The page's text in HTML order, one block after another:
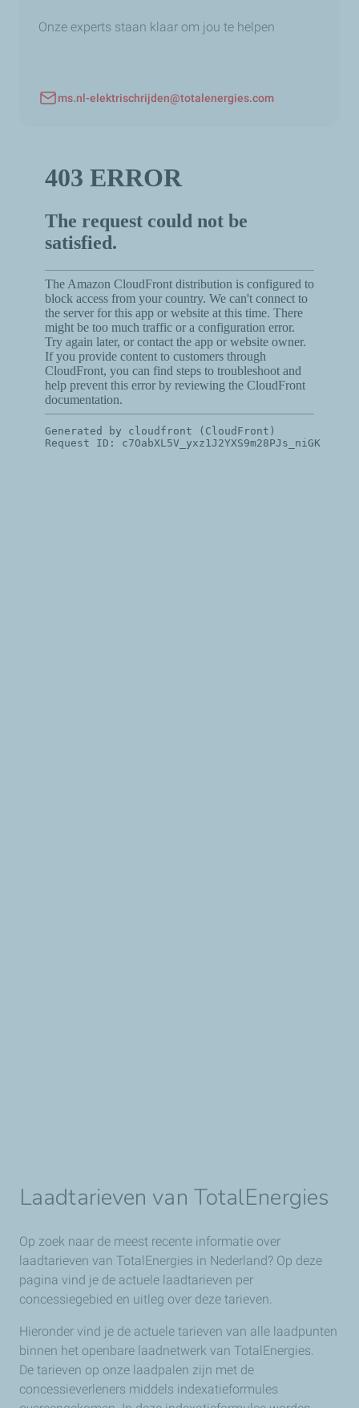
Onze experts staan klaar om jou te helpen
ms.nl-elektrischrijden@totalenergies.com
Laadtarieven van TotalEnergies
Op zoek naar de meest recente informatie over
laadtarieven van TotalEnergies in Nederland? Op deze
pagina vind je de actuele laadtarieven per
concessiegebied en uitleg over deze tarieven.
Hieronder vind je de actuele tarieven van alle laadpunten
binnen het openbare laadnetwerk van TotalEnergies.
De tarieven op onze laadpalen zijn met de
concessieverleners middels indexatieformules